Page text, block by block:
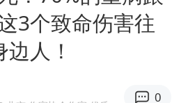
3个致命伤害往
人！
0